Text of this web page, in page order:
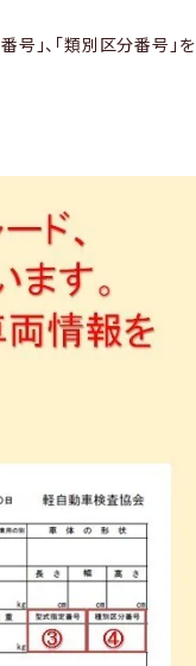
号」、「類別区分番号」を